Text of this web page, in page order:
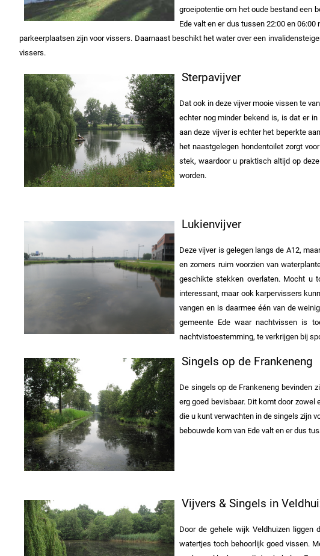
groeipotentie om het oude bestand een
Ede valt en er dus tussen 22:00 en
parkeerplaatsen zijn voor vissers. Daarnaast beschikt het water
vissers.
Sterpavijver
Dat ook in deze vijver mooie vissen te
echter nog minder bekend is, is dat er
aan deze vijver is echter het beperkte
het naastgelegen hondentoilet zorgt
stek, waardoor u praktisch altijd op
worden.
Lukienvijver
Deze vijver is gelegen langs de A12,
en zomers ruim voorzien van
geschikte stekken overlaten. Mocht u
interessant, maar ook karpervissers
vangen en is daarmee één van de
gemeente Ede waar nachtvissen is
nachtvistoestemming, te verkrijgen bij
Singels op de Frankeneng
De singels op de Frankeneng bevinden
erg goed bevisbaar. Dit komt door
die u kunt verwachten in de singels zijn
bebouwde kom van Ede valt en er dus
Vijvers & Singels in
Door de gehele wijk Veldhuizen
watertjes toch behoorlijk goed vissen.